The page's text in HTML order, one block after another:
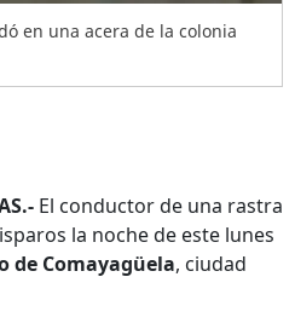
en una acera de la colonia
El conductor de una rastra
la noche de este lunes
de Comayagüela, ciudad